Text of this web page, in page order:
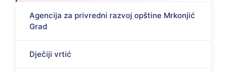
Agencija za privredni razvoj opštine Mrkonjić
Grad
Dječiji vrtić